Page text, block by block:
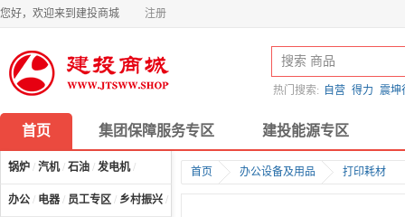
您好，欢迎来到建投商城 注册
热门搜索: 自营 得力 震坤
首页 集团保障服务专区 建投能源专区
锅炉 / 汽机/ 石油 / 发电机/
办公 / 电器 / 员工专区 / 乡村振兴 /
首页 办公设备及用品 打印耗材